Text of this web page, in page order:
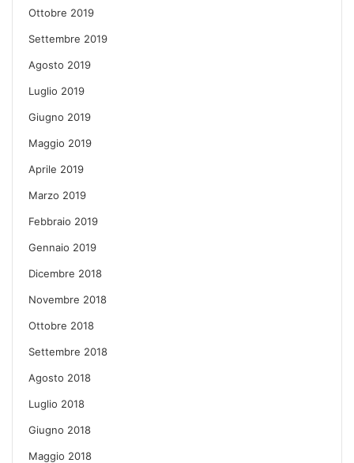
Ottobre 2019
Settembre 2019
Agosto 2019
Luglio 2019
Giugno 2019
Maggio 2019
Aprile 2019
Marzo 2019
Febbraio 2019
Gennaio 2019
Dicembre 2018
Novembre 2018
Ottobre 2018
Settembre 2018
Agosto 2018
Luglio 2018
Giugno 2018
Maggio 2018